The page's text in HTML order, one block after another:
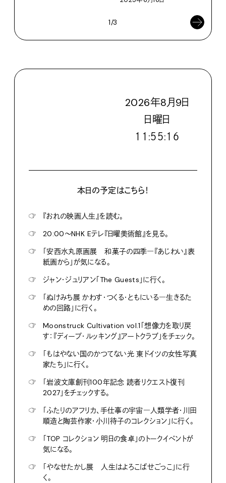
1/3
2026年8月9日
日曜日
１１:５５:１７
本日の予定はこちら！
☞
『おれの映画人生』を読む。
☞
20:00〜NHK Eテレ『日曜美術館』を見る。
☞
「安西水丸原画展 和菓子の四季―『あじわい』表
紙画から」が気になる。
☞
ジャン・ジュリアン「The Guests」に行く。
☞
「ぬけみち展 かわす・つくる・ともにいる―生きるた
めの回路」に行く。
☞
Moonstruck Cultivation vol.1「想像力を取り戻
す：『ディープ・ルッキング』アートクラブ」をチェック。
☞
「もはやない国のかつてない光 東ドイツの女性写真
家たち」に行く。
☞
「岩波文庫創刊100年記念 読者リクエスト復刊
2027」をチェックする。
☞
「ふたりのアフリカ、手仕事の宇宙―人類学者・川田
順造と陶芸作家・小川待子のコレクション」に行く。
☞
「TOP コレクション 明日の食卓」のトークイベントが
気になる。
☞
「やなせたかし展 人生はよろこばせごっこ」に行
く。